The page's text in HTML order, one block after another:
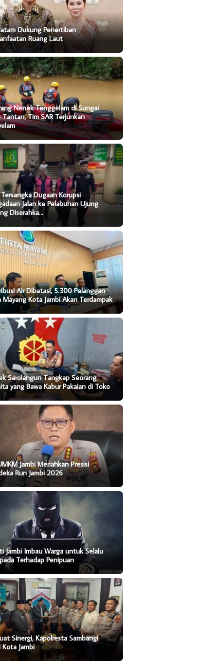
Dukung Penertiban
Ruang Laut
Nenek Tenggelam di Sungai
Tantan, Tim SAR Terjunkan
Dugaan Korupsi
Jalan ke Pelabuhan Ujung
Diserahka…
Air Dibatasi, 5.300 Pelanggan
Mayang Kota Jambi Akan Terdampak
Sarolangun Tangkap Seorang
yang Bawa Kabur Pakaian di Toko
Jambi Meriahkan Presisi
Run Jambi 2026
Jambi Imbau Warga untuk Selalu
Terhadap Penipuan
Sinergi, Kapolresta Sambangi
Kota Jambi